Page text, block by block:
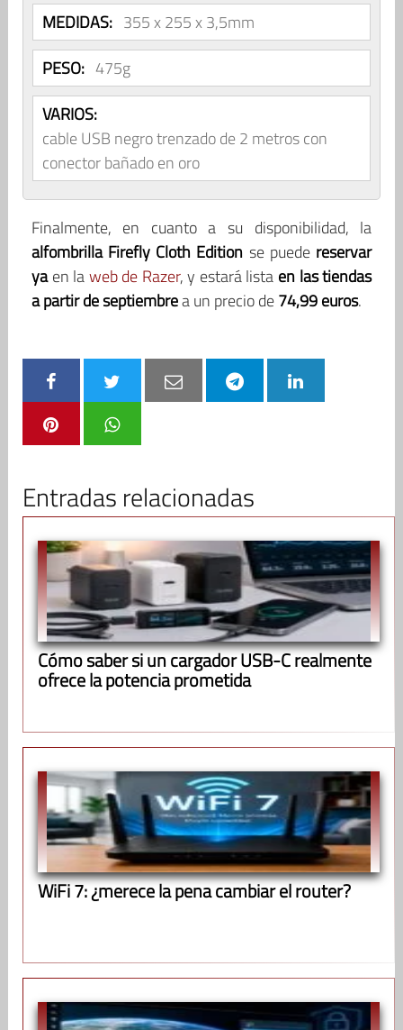
MEDIDAS: 355 x 255 x 3,5mm
PESO: 475g
VARIOS:
cable USB negro trenzado de 2 metros con
conector bañado en oro
Finalmente, en cuanto a su disponibilidad, la
alfombrilla Firefly Cloth Edition se puede reservar
yaen laweb de Razer, y estará lista en las tiendas
a partir de septiembrea un precio de74,99 euros.
Entradas relacionadas
Cómo saber si un cargador USB-C realmente
ofrece la potencia prometida
WiFi 7: ¿merece la pena cambiar el router?